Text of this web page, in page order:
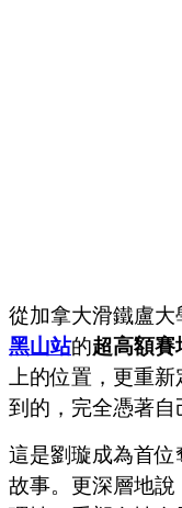
從加拿大滑鐵盧大
黑山站的超高額賽
上的位置，更重
到的，完全憑著自
這是劉璇成為首位
故事。更深層地